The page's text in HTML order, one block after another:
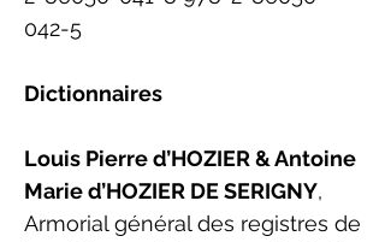
042-5
Dictionnaires
Louis Pierre d’HOZIER & Antoine
Marie d’HOZIER DE SERIGNY,
Armorial général des registres de